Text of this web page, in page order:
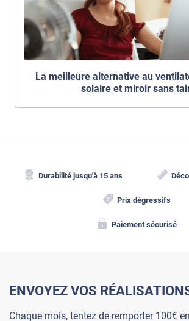
La meilleure alternative au
solaire et miroir sans
Durabilité jusqu'à 15 ans
Prix dégressifs
Paiement sécurisé
ENVOYEZ VOS
Chaque mois, tentez de remporter 100€